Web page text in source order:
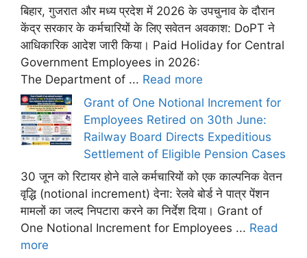
बिहार, गुजरात और मध्य प्रदेश में 2026 के उपचुनाव के दौरान
केंद्र सरकार के कर्मचारियों के लिए सवेतन अवकाश: DoPT ने
आधिकारिक आदेश जारी किया। Paid Holiday for Central
Government Employees in 2026:
The Department of ... Read more
Grant of One Notional Increment for
Employees Retired on 30th June:
Railway Board Directs Expeditious
Settlement of Eligible Pension Cases
30 जून को रिटायर होने वाले कर्मचारियों को एक काल्पनिक वेतन
वृद्धि (notional increment) देना: रेलवे बोर्ड ने पात्र पेंशन
मामलों का जल्द निपटारा करने का निर्देश दिया। Grant of
One Notional Increment for Employees ... Read
more